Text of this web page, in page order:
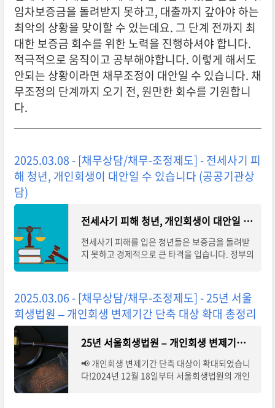
임차보증금을 돌려받지 못하고, 대출까지 갚아야 하는
최악의 상황을 맞이할 수 있는데요. 그 단계 전까지 최
대한 보증금 회수를 위한 노력을 진행하셔야 합니다.
적극적으로 움직이고 공부해야합니다. 이렇게 해서도
안되는 상황이라면 채무조정이 대안일 수 있습니다. 채
무조정의 단계까지 오기 전, 원만한 회수를 기원합니
다.
2025.03.08 - [채무상담/채무-조정제도] - 전세사기 피
해 청년, 개인회생이 대안일 수 있습니다 (공공기관상
담)
전세사기 피해 청년, 개인회생이 대안일 수 있습니다 (공공기관상담)
전세사기 피해를 입은 청년들은 보증금을 돌려받
지 못하고 경제적으로 큰 타격을 입습니다. 정부의
2025.03.06 - [채무상담/채무-조정제도] - 25년 서울
회생법원 – 개인회생 변제기간 단축 대상 확대 총정리
25년 서울회생법원 – 개인회생 변제기간 단축 대상 확대 총정리
📢 개인회생 변제기간 단축 대상이 확대되었습니
다!2024년 12월 18일부터 서울회생법원의 개인